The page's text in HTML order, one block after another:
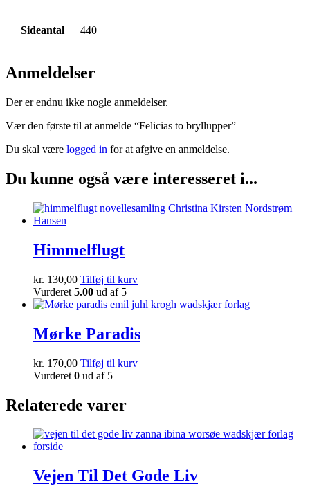
Sideantal 440
Anmeldelser
Der er endnu ikke nogle anmeldelser.
Vær den første til at anmelde “Felicias to bryllupper”
Du skal være logged in for at afgive en anmeldelse.
Du kunne også være interesseret i...
Himmelflugt
kr. 130,00 Tilføj til kurv
Vurderet 5.00 ud af 5
Mørke Paradis
kr. 170,00 Tilføj til kurv
Vurderet 0 ud af 5
Relaterede varer
Vejen Til Det Gode Liv